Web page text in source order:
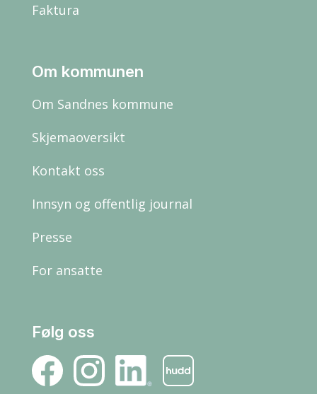
Faktura
Om kommunen
Om Sandnes kommune
Skjemaoversikt
Kontakt oss
Innsyn og offentlig journal
Presse
For ansatte
Følg oss